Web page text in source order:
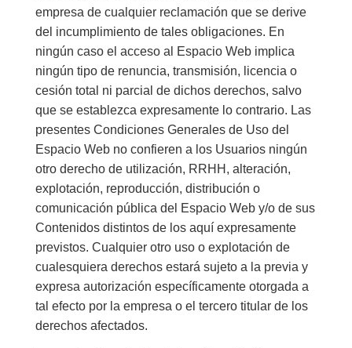
empresa de cualquier reclamación que se derive
del incumplimiento de tales obligaciones. En
ningún caso el acceso al Espacio Web implica
ningún tipo de renuncia, transmisión, licencia o
cesión total ni parcial de dichos derechos, salvo
que se establezca expresamente lo contrario. Las
presentes Condiciones Generales de Uso del
Espacio Web no confieren a los Usuarios ningún
otro derecho de utilización, RRHH, alteración,
explotación, reproducción, distribución o
comunicación pública del Espacio Web y/o de sus
Contenidos distintos de los aquí expresamente
previstos. Cualquier otro uso o explotación de
cualesquiera derechos estará sujeto a la previa y
expresa autorización específicamente otorgada a
tal efecto por la empresa o el tercero titular de los
derechos afectados.